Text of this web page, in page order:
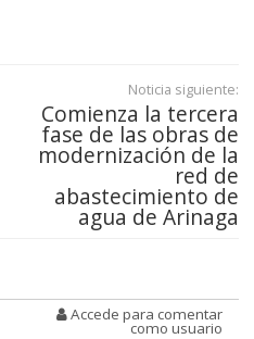
Noticia siguiente:
Comienza la tercera
fase de las obras de
modernización de la
red de
abastecimiento de
agua de Arinaga
Accede para comentar
como usuario